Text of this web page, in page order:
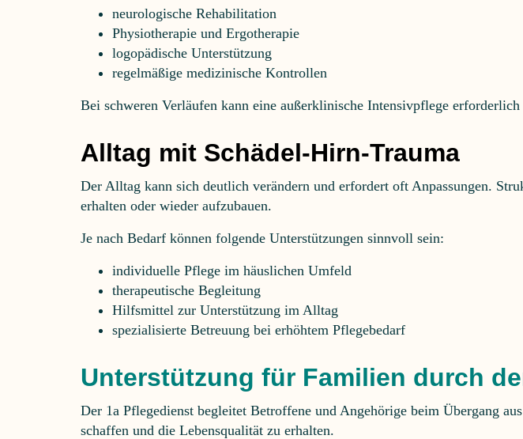
neurologische Rehabilitation
Physiotherapie und Ergotherapie
logopädische Unterstützung
regelmäßige medizinische Kontrollen
Bei schweren Verläufen kann eine außerklinische Intensivpflege erforderlich
Alltag mit Schädel-Hirn-Trauma
Der Alltag kann sich deutlich verändern und erfordert oft Anpassungen.
erhalten oder wieder aufzubauen.
Je nach Bedarf können folgende Unterstützungen sinnvoll sein:
individuelle Pflege im häuslichen Umfeld
therapeutische Begleitung
Hilfsmittel zur Unterstützung im Alltag
spezialisierte Betreuung bei erhöhtem Pflegebedarf
Unterstützung für Familien durch
Der 1a Pflegedienst begleitet Betroffene und Angehörige beim Übergang
schaffen und die Lebensqualität zu erhalten.